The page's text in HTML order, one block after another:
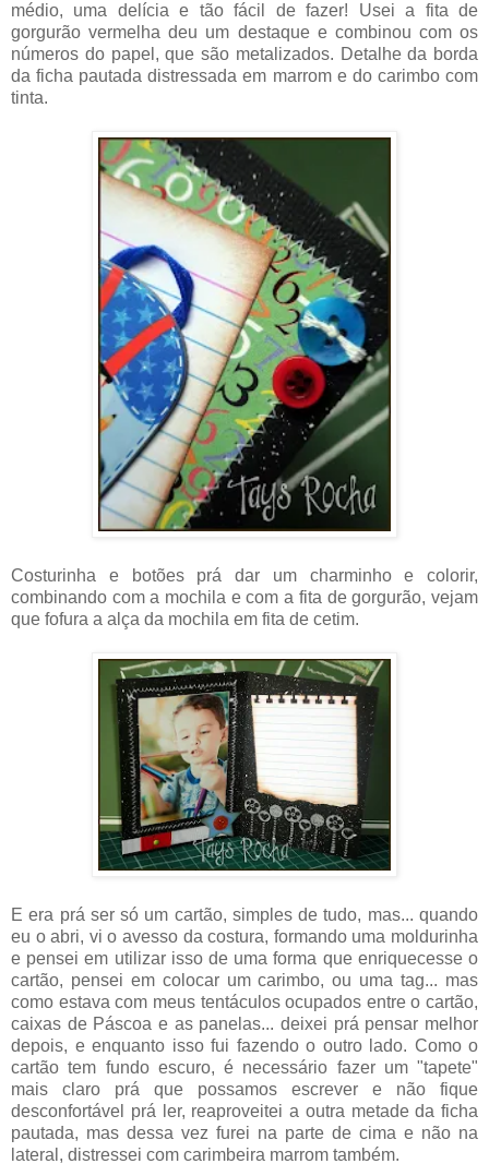
médio, uma delícia e tão fácil de fazer! Usei a fita de
gorgurão vermelha deu um destaque e combinou com os
números do papel, que são metalizados. Detalhe da borda
da ficha pautada distressada em marrom e do carimbo com
tinta.
Costurinha e botões prá dar um charminho e colorir,
combinando com a mochila e com a fita de gorgurão, vejam
que fofura a alça da mochila em fita de cetim.
E era prá ser só um cartão, simples de tudo, mas... quando
eu o abri, vi o avesso da costura, formando uma moldurinha
e pensei em utilizar isso de uma forma que enriquecesse o
cartão, pensei em colocar um carimbo, ou uma tag... mas
como estava com meus tentáculos ocupados entre o cartão,
caixas de Páscoa e as panelas... deixei prá pensar melhor
depois, e enquanto isso fui fazendo o outro lado. Como o
cartão tem fundo escuro, é necessário fazer um "tapete"
mais claro prá que possamos escrever e não fique
desconfortável prá ler, reaproveitei a outra metade da ficha
pautada, mas dessa vez furei na parte de cima e não na
lateral, distressei com carimbeira marrom também.